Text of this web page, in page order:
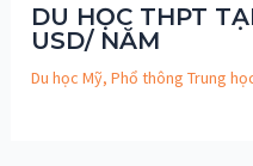
DU HỌC THPT
USD/ NĂM
Du học Mỹ,Phổ thông Trung